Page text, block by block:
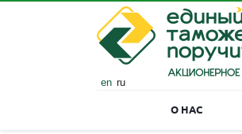
en ru
О НАС